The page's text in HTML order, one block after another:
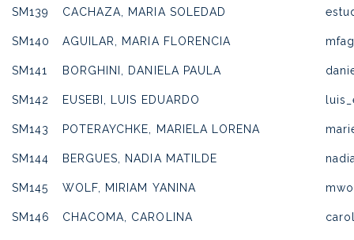
SM139 CACHAZA, MARIA SOLEDAD
SM140 AGUILAR, MARIA FLORENCIA
SM141 BORGHINI, DANIELA PAULA
SM142 EUSEBI, LUIS EDUARDO
SM143 POTERAYCHKE, MARIELA LORENA
SM144 BERGUES, NADIA MATILDE
SM145 WOLF, MIRIAM YANINA
SM146 CHACOMA, CAROLINA